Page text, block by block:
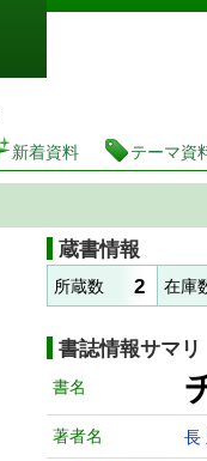
図書館 蔵
新着資料 テーマ資
蔵書情報
所蔵数 2 在庫
書誌情報サマリ
書名
著者名 長